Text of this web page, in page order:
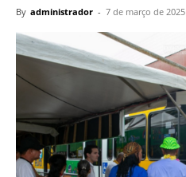
By administrador - 7 de março de 2025